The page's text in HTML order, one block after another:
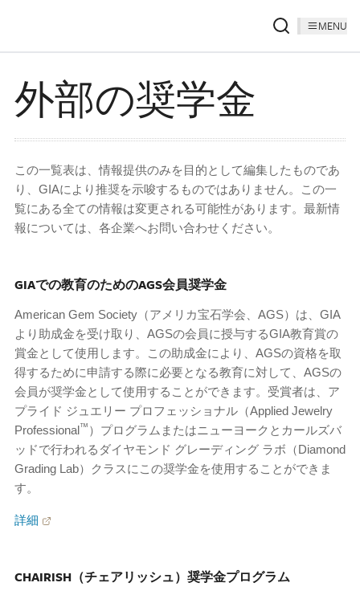
MENU
外部の奨学金
この一覧表は、情報提供のみを目的として編集したものであ
り、GIAにより推奨を示唆するものではありません。この一
覧にある全ての情報は変更される可能性があります。最新情
報については、各企業へお問い合わせください。
GIAでの教育のためのAGS会員奨学金
American Gem Society（アメリカ宝石学会、AGS）は、GIA
より助成金を受け取り、AGSの会員に授与するGIA教育賞の
賞金として使用します。この助成金により、AGSの資格を取
得するために申請する際に必要となる教育に対して、AGSの
会員が奨学金として使用することができます。受賞者は、ア
プライド ジュエリー プロフェッショナル（Applied Jewelry
Professional™ ）プログラムまたはニューヨークとカールズバ
ッドで行われるダイヤモンド グレーディング ラボ（Diamond
Grading Lab）クラスにこの奨学金を使用することができま
す。
詳細
CHAIRISH（チェアリッシュ）奨学金プログラム